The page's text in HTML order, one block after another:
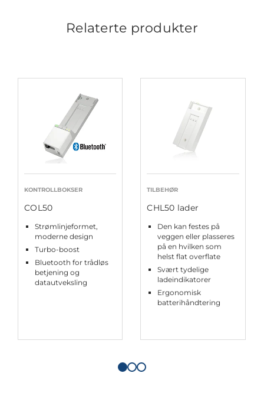
Relaterte produkter
KONTROLLBOKSER
COL50
Strømlinjeformet,
moderne design
Turbo-boost
Bluetooth for trådløs
betjening og
datautveksling
TILBEHØR
CHL50 lader
Den kan festes på
veggen eller plasseres
på en hvilken som
helst flat overflate
Svært tydelige
ladeindikatorer
Ergonomisk
batterihåndtering